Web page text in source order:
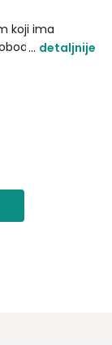
koji ima
detaljnije